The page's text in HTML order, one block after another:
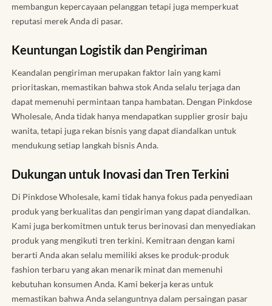
membangun kepercayaan pelanggan tetapi juga memperkuat
reputasi merek Anda di pasar.
Keuntungan Logistik dan Pengiriman
Keandalan pengiriman merupakan faktor lain yang kami
prioritaskan, memastikan bahwa stok Anda selalu terjaga dan
dapat memenuhi permintaan tanpa hambatan. Dengan Pinkdose
Wholesale, Anda tidak hanya mendapatkan supplier grosir baju
wanita, tetapi juga rekan bisnis yang dapat diandalkan untuk
mendukung setiap langkah bisnis Anda.
Dukungan untuk Inovasi dan Tren Terkini
Di Pinkdose Wholesale, kami tidak hanya fokus pada penyediaan
produk yang berkualitas dan pengiriman yang dapat diandalkan.
Kami juga berkomitmen untuk terus berinovasi dan menyediakan
produk yang mengikuti tren terkini. Kemitraan dengan kami
berarti Anda akan selalu memiliki akses ke produk-produk
fashion terbaru yang akan menarik minat dan memenuhi
kebutuhan konsumen Anda. Kami bekerja keras untuk
memastikan bahwa Anda selanguntnya dalam persaingan pasar